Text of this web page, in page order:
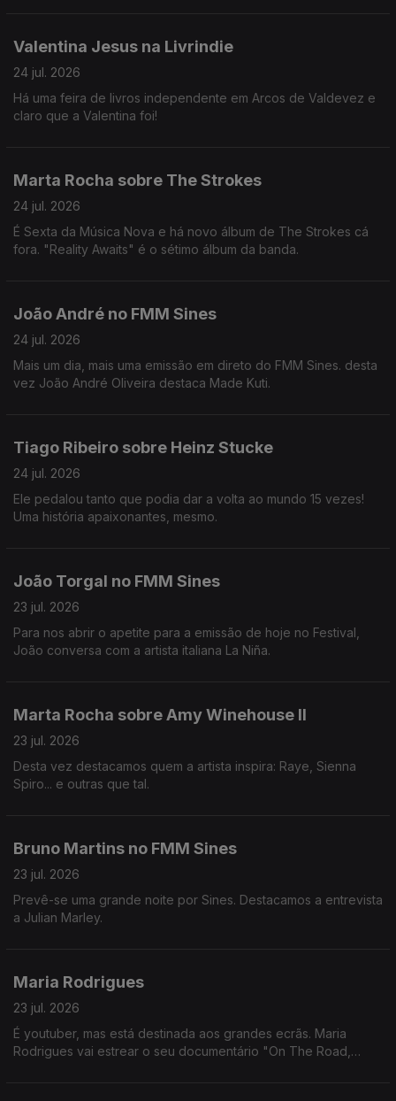
Valentina Jesus na Livrindie
24 jul. 2026
Há uma feira de livros independente em Arcos de Valdevez e
claro que a Valentina foi!
Marta Rocha sobre The Strokes
24 jul. 2026
É Sexta da Música Nova e há novo álbum de The Strokes cá
fora. "Reality Awaits" é o sétimo álbum da banda.
João André no FMM Sines
24 jul. 2026
Mais um dia, mais uma emissão em direto do FMM Sines. desta
vez João André Oliveira destaca Made Kuti.
Tiago Ribeiro sobre Heinz Stucke
24 jul. 2026
Ele pedalou tanto que podia dar a volta ao mundo 15 vezes!
Uma história apaixonantes, mesmo.
João Torgal no FMM Sines
23 jul. 2026
Para nos abrir o apetite para a emissão de hoje no Festival,
João conversa com a artista italiana La Niña.
Marta Rocha sobre Amy Winehouse II
23 jul. 2026
Desta vez destacamos quem a artista inspira: Raye, Sienna
Spiro... e outras que tal.
Bruno Martins no FMM Sines
23 jul. 2026
Prevê-se uma grande noite por Sines. Destacamos a entrevista
a Julian Marley.
Maria Rodrigues
23 jul. 2026
É youtuber, mas está destinada aos grandes ecrãs. Maria
Rodrigues vai estrear o seu documentário "On The Road,